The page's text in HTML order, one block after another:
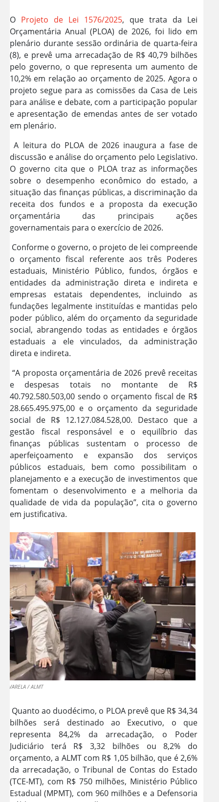
O Projeto de Lei 1576/2025, que trata da Lei
Orçamentária Anual (PLOA) de 2026, foi lido em
plenário durante sessão ordinária de quarta-feira
(8), e prevê uma arrecadação de R$ 40,79 bilhões
pelo governo, o que representa um aumento de
10,2% em relação ao orçamento de 2025. Agora o
projeto segue para as comissões da Casa de Leis
para análise e debate, com a participação popular
e apresentação de emendas antes de ser votado
em plenário.
A leitura do PLOA de 2026 inaugura a fase de
discussão e análise do orçamento pelo Legislativo.
O governo cita que o PLOA traz as informações
sobre o desempenho econômico do estado, a
situação das finanças públicas, a discriminação da
receita dos fundos e a proposta da execução
orçamentária das principais ações
governamentais para o exercício de 2026.
Conforme o governo, o projeto de lei compreende
o orçamento fiscal referente aos três Poderes
estaduais, Ministério Público, fundos, órgãos e
entidades da administração direta e indireta e
empresas estatais dependentes, incluindo as
fundações legalmente instituídas e mantidas pelo
poder público, além do orçamento da seguridade
social, abrangendo todas as entidades e órgãos
estaduais a ele vinculados, da administração
direta e indireta.
“A proposta orçamentária de 2026 prevê receitas
e despesas totais no montante de R$
40.792.580.503,00 sendo o orçamento fiscal de R$
28.665.495.975,00 e o orçamento da seguridade
social de R$ 12.127.084.528,00. Destaco que a
gestão fiscal responsável e o equilíbrio das
finanças públicas sustentam o processo de
aperfeiçoamento e expansão dos serviços
públicos estaduais, bem como possibilitam o
planejamento e a execução de investimentos que
fomentam o desenvolvimento e a melhoria da
qualidade de vida da população”, cita o governo
em justificativa.
VARELA / ALMT
Quanto ao duodécimo, o PLOA prevê que R$ 34,34
bilhões será destinado ao Executivo, o que
representa 84,2% da arrecadação, o Poder
Judiciário terá R$ 3,32 bilhões ou 8,2% do
orçamento, a ALMT com R$ 1,05 bilhão, que é 2,6%
da arrecadação, o Tribunal de Contas do Estado
(TCE-MT), com R$ 750 milhões, Ministério Público
Estadual (MPMT), com 960 milhões e a Defensoria